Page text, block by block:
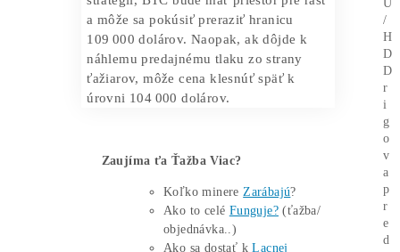
Bitcoin je silný, no aktivita slabá – a
napriek tomu ťažiari vyčkávajú.
Dôvodom je, ženemajú dostatočný
motív predať. Podľa ukazovateľa
Multiple sa zisky ťažiarov pohybujú
podmienkach.
Z toho vyplýva dôležitý dôsledok pre trh
nízke predaje znižujú tlak na cenu